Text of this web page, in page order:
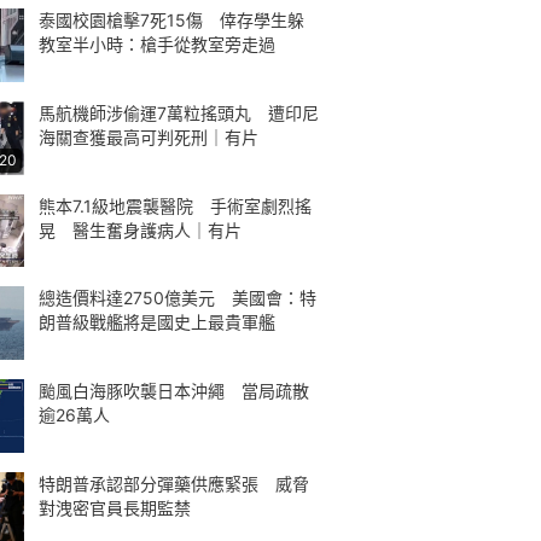
泰國校園槍擊7死15傷 倖存學生躲
教室半小時：槍手從教室旁走過
馬航機師涉偷運7萬粒搖頭丸 遭印尼
海關查獲最高可判死刑｜有片
熊本7.1級地震襲醫院 手術室劇烈搖
晃 醫生奮身護病人｜有片
總造價料達2750億美元 美國會：特
朗普級戰艦將是國史上最貴軍艦
颱風白海豚吹襲日本沖繩 當局疏散
逾26萬人
特朗普承認部分彈藥供應緊張 威脅
對洩密官員長期監禁